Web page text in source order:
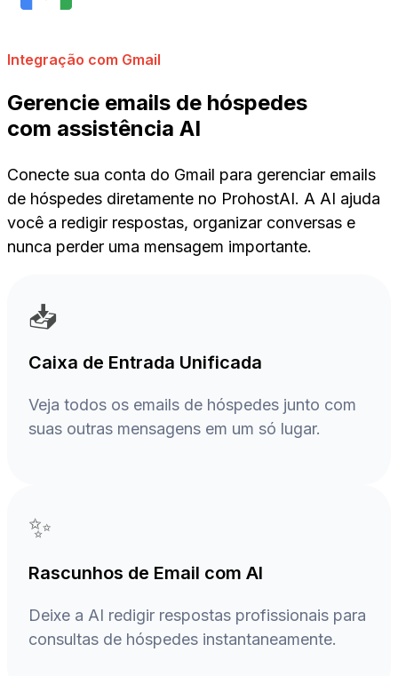
Integração com Gmail
Gerencie emails de hóspedes
com assistência AI
Conecte sua conta do Gmail para gerenciar emails
de hóspedes diretamente no ProhostAI. A AI ajuda
você a redigir respostas, organizar conversas e
nunca perder uma mensagem importante.
📥
Caixa de Entrada Unificada
Veja todos os emails de hóspedes junto com
suas outras mensagens em um só lugar.
✨
Rascunhos de Email com AI
Deixe a AI redigir respostas profissionais para
consultas de hóspedes instantaneamente.